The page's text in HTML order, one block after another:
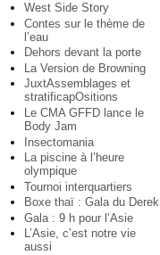
West Side Story
Contes sur le thème de
l’eau
Dehors devant la porte
La Version de Browning
JuxtAssemblages et
stratificapOsitions
Le CMA GFFD lance le
Body Jam
Insectomania
La piscine à l’heure
olympique
Tournoi interquartiers
Boxe thaï : Gala du Derek
Gala : 9 h pour l’Asie
L’Asie, c’est notre vie
aussi